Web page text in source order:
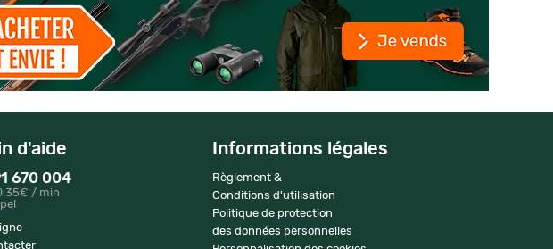
d'aide
670 004
/ min
Informations légales
Règlement &
Conditions d'utilisation
Politique de protection
des données personnelles